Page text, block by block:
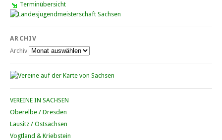
Terminübersicht
ARCHIV
Archiv
VEREINE IN SACHSEN
Oberelbe / Dresden
Lausitz / Ostsachsen
Vogtland & Kriebstein